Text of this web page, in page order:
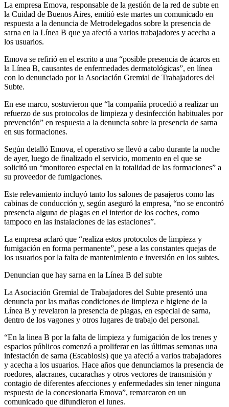
La empresa Emova, responsable de la gestión de la red de subte en
la Cuidad de Buenos Aires, emitió este martes un comunicado en
respuesta a la denuncia de Metrodelegados sobre la presencia de
sarna en la Línea B que ya afectó a varios trabajadores y acecha a
los usuarios.
Emova se refirió en el escrito a una “posible presencia de ácaros en
la Línea B, causantes de enfermedades dermatológicas”, en línea
con lo denunciado por la Asociación Gremial de Trabajadores del
Subte.
En ese marco, sostuvieron que “la compañía procedió a realizar un
refuerzo de sus protocolos de limpieza y desinfección habituales por
prevención” en respuesta a la denuncia sobre la presencia de sarna
en sus formaciones.
Según detalló Emova, el operativo se llevó a cabo durante la noche
de ayer, luego de finalizado el servicio, momento en el que se
solicitó un “monitoreo especial en la totalidad de las formaciones” a
su proveedor de fumigaciones.
Este relevamiento incluyó tanto los salones de pasajeros como las
cabinas de conducción y, según aseguró la empresa, “no se encontró
presencia alguna de plagas en el interior de los coches, como
tampoco en las instalaciones de las estaciones”.
La empresa aclaró que “realiza estos protocolos de limpieza y
fumigación en forma permanente”, pese a las constantes quejas de
los usuarios por la falta de mantenimiento e inversión en los subtes.
Denuncian que hay sarna en la Línea B del subte
La Asociación Gremial de Trabajadores del Subte presentó una
denuncia por las mañas condiciones de limpieza e higiene de la
Línea B y revelaron la presencia de plagas, en especial de sarna,
dentro de los vagones y otros lugares de trabajo del personal.
“En la linea B por la falta de limpieza y fumigación de los trenes y
espacios públicos comenzó a proliferar en las últimas semanas una
infestación de sarna (Escabiosis) que ya afectó a varios trabajadores
y acecha a los usuarios. Hace años que denunciamos la presencia de
roedores, alacranes, cucarachas y otros vectores de transmisión y
contagio de diferentes afecciones y enfermedades sin tener ninguna
respuesta de la concesionaria Emova”, remarcaron en un
comunicado que difundieron el lunes.